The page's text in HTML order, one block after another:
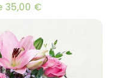
35,00 €